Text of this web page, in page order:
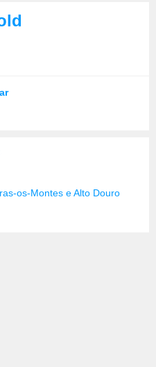
os-Montes e Alto Douro